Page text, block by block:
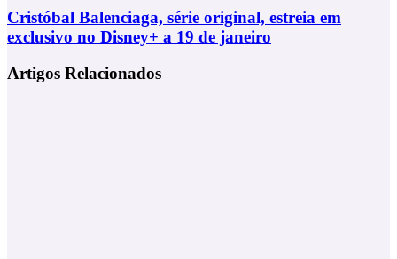
Ano
Novo
um
Cristóbal
Balenciaga,
série
estreia
Cristóbal Balenciaga, série original, estreia em
exclusivo no Disney+ a 19 de janeiro
Artigos Relacionados